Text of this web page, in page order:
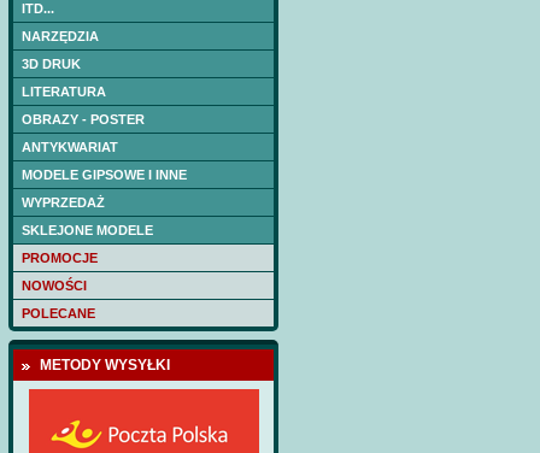
ITD...
NARZĘDZIA
3D DRUK
LITERATURA
OBRAZY - POSTER
ANTYKWARIAT
MODELE GIPSOWE I INNE
WYPRZEDAŻ
SKLEJONE MODELE
PROMOCJE
NOWOŚCI
POLECANE
METODY WYSYŁKI